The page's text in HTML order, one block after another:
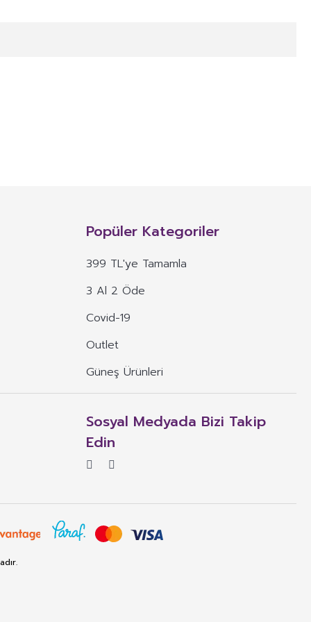
maddelerin konsantre veya ekstraktlarının tek başına veya
dozu belirlenmiş ürünleri ifade eder.
böyle özelliklere atıfta bulunan ifadeler yer alamaz.
eden veya vurgulayan ifadeler yer alamaz.
vücut kokularını düzeltmek olan bütün madde veya karışımları ifade
güvenli olmalıdır.
Popüler Kategoriler
399 TL'ye Tamamla
3 Al 2 Öde
Covid-19
Outlet
Güneş Ürünleri
Sosyal Medyada Bizi Takip
Edin